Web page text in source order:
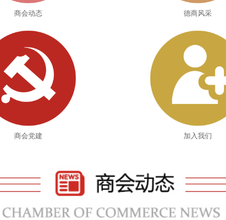
商会动态 德商风采
商会党建 加入我们